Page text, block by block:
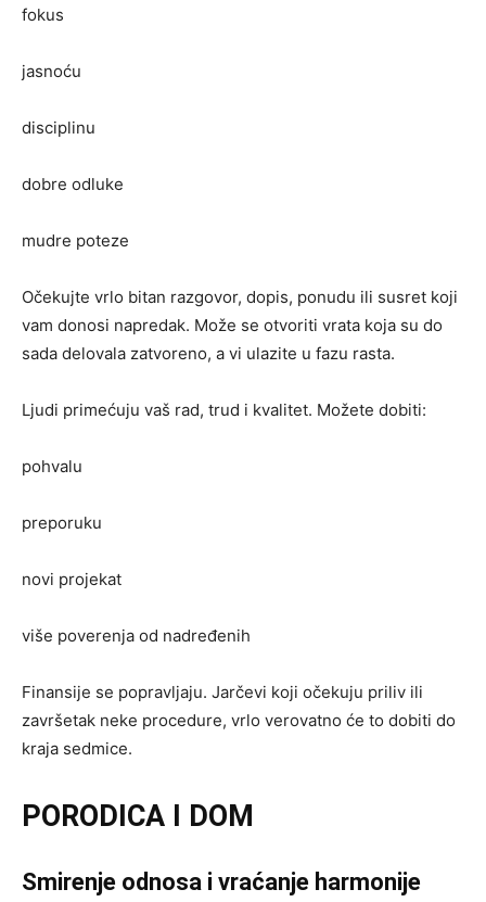
fokus
jasnoću
disciplinu
dobre odluke
mudre poteze
Očekujte vrlo bitan razgovor, dopis, ponudu ili susret koji
vam donosi napredak. Može se otvoriti vrata koja su do
sada delovala zatvoreno, a vi ulazite u fazu rasta.
Ljudi primećuju vaš rad, trud i kvalitet. Možete dobiti:
pohvalu
preporuku
novi projekat
više poverenja od nadređenih
Finansije se popravljaju. Jarčevi koji očekuju priliv ili
završetak neke procedure, vrlo verovatno će to dobiti do
kraja sedmice.
PORODICA I DOM
Smirenje odnosa i vraćanje harmonije